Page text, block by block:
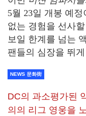
5월 23일 개봉 예
없는 경험을 선사
보일 한계를 넘는
팬들의 심장을 뛰
NEWS 문화街
DC의 과소평가된
의의 리그 영웅을